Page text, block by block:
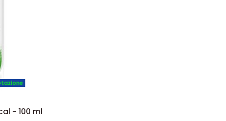
- 100 ml